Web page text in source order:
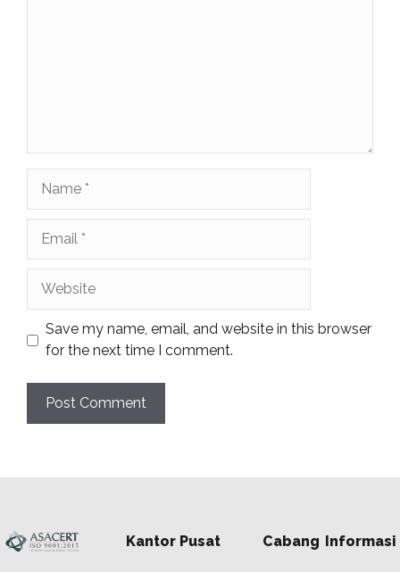
Save my name, email, and website in this browser
for the next time I comment.
Kantor Pusat Cabang Informasi